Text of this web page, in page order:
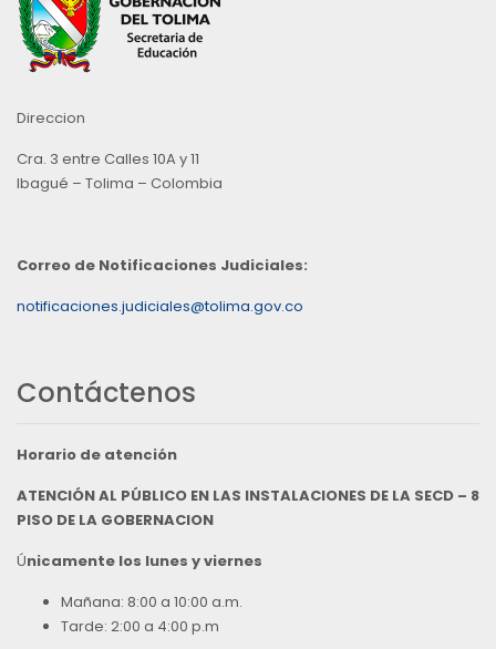
Direccion
Cra. 3 entre Calles 10A y 11
Ibagué – Tolima – Colombia
Correo de Notificaciones Judiciales:
notificaciones.judiciales@tolima.gov.co
Contáctenos
Horario de atención
ATENCIÓN AL PÚBLICO EN LAS INSTALACIONES DE LA SECD – 8
PISO DE LA GOBERNACION
Únicamente los lunes y viernes
Mañana: 8:00 a 10:00 a.m.
Tarde: 2:00 a 4:00 p.m